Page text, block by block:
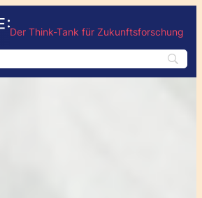
Der Think-Tank für Zukunftsforschung